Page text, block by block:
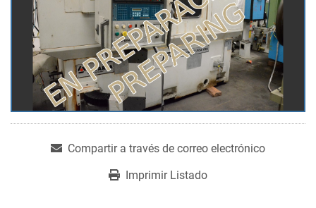
Compartir a través de correo electrónico
Imprimir Listado